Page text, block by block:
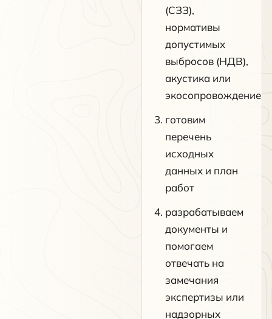
(СЗЗ),
нормативы
допустимых
выбросов (НДВ),
акустика или
экосопровождение
готовим
перечень
исходных
данных и план
работ
разрабатываем
документы и
помогаем
отвечать на
замечания
экспертизы или
надзорных